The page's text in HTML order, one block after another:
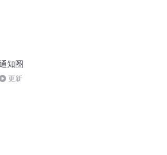
知圈
更新